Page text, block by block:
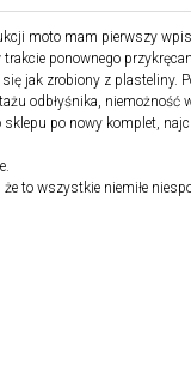
moto mam pierwszy
ponownego
jak zrobiony z plasteliny.
odbłyśnika, niemożność
po nowy komplet,
to wszystkie niemiłe